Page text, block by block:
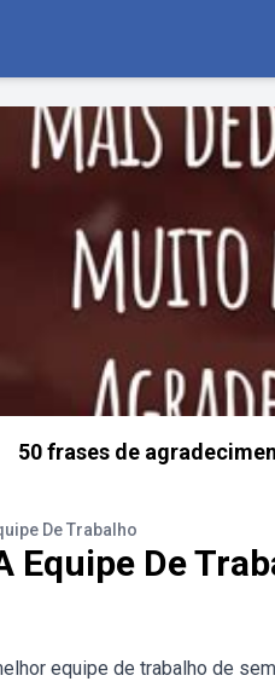
50 frases de
De Trabalho
Equipe De
equipe de trabalho de